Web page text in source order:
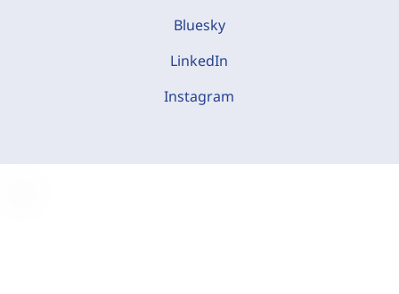
Bluesky
LinkedIn
Instagram